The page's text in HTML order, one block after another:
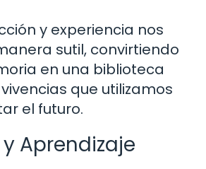
y experiencia nos
sutil, convirtiendo
en una biblioteca
que utilizamos
el futuro.
Aprendizaje